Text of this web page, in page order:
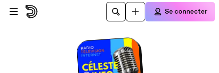
Passer au contenu principal
Se connecter